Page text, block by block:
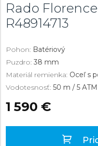
Rado
R48914713
Pohon: Batériový
Puzdro: 38 mm
Materiál remienka: Oceľ s
Vodotesnosť: 50 m / 5 ATM
1 590 €